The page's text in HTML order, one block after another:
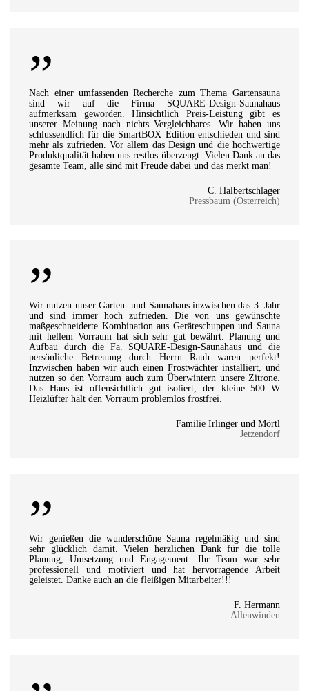
”
Nach einer umfassenden Recherche zum Thema Gartensauna
sind wir auf die Firma SQUARE-Design-Saunahaus
aufmerksam geworden. Hinsichtlich Preis-Leistung gibt es
unserer Meinung nach nichts Vergleichbares. Wir haben uns
schlussendlich für die SmartBOX Edition entschieden und sind
mehr als zufrieden. Vor allem das Design und die hochwertige
Produktqualität haben uns restlos überzeugt. Vielen Dank an das
gesamte Team, alle sind mit Freude dabei und das merkt man!
C. Halbertschlager
Pressbaum (Österreich)
”
Wir nutzen unser Garten- und Saunahaus inzwischen das 3. Jahr
und sind immer hoch zufrieden. Die von uns gewünschte
maßgeschneiderte Kombination aus Geräteschuppen und Sauna
mit hellem Vorraum hat sich sehr gut bewährt. Planung und
Aufbau durch die Fa. SQUARE-Design-Saunahaus und die
persönliche Betreuung durch Herrn Rauh waren perfekt!
Inzwischen haben wir auch einen Frostwächter installiert, und
nutzen so den Vorraum auch zum Überwintern unsere Zitrone.
Das Haus ist offensichtlich gut isoliert, der kleine 500 W
Heizlüfter hält den Vorraum problemlos frostfrei.
Familie Irlinger und Mörtl
Jetzendorf
”
Wir genießen die wunderschöne Sauna regelmäßig und sind
sehr glücklich damit. Vielen herzlichen Dank für die tolle
Planung, Umsetzung und Engagement. Ihr Team war sehr
professionell und motiviert und hat hervorragende Arbeit
geleistet. Danke auch an die fleißigen Mitarbeiter!!!
F. Hermann
Allenwinden